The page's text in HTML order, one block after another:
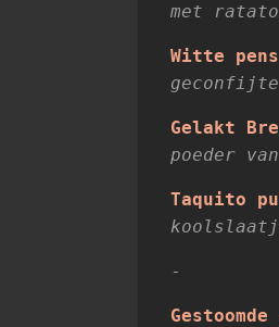
met
Witte
Gelakt
poeder
Taquito
-